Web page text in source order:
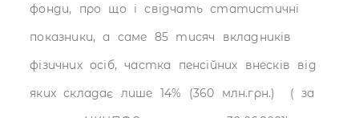
фонди, про що і свідчать статистичні
показники, а саме 85 тисяч вкладників
фізичних осіб, частка пенсійних внесків від
яких складає лише 14% (360 млн.грн.) ( за